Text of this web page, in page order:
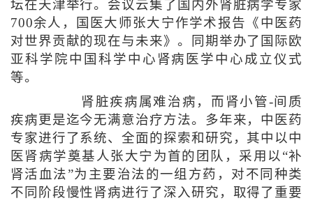
坛在天津举行。会议云集了国内外肾脏病学专家
700余人，国医大师张大宁作学术报告《中医药
对世界贡献的现在与未来》。同期举办了国际欧
亚科学院中国科学中心肾病医学中心成立仪式
等。
肾脏疾病属难治病，而肾小管-间质
疾病更是迄今无满意治疗方法。多年来，中医药
专家进行了系统、全面的探索和研究，其中以中
医肾病学奠基人张大宁为首的团队，采用以“补
肾活血法”为主要治法的一组方药，对不同种类
不同阶段慢性肾病进行了深入研究，取得了重要